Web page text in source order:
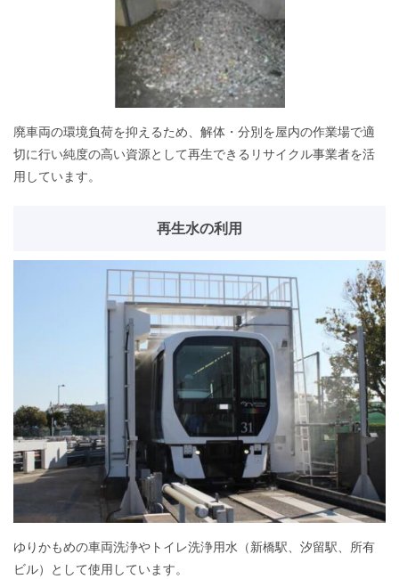
廃車両の環境負荷を抑えるため、解体・分別を屋内の作業場で適
切に行い純度の高い資源として再生できるリサイクル事業者を活
用しています。
再生水の利用
ゆりかもめの車両洗浄やトイレ洗浄用水（新橋駅、汐留駅、所有
ビル）として使用しています。